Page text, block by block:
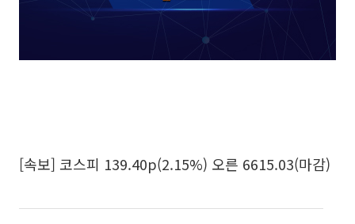
[속보] 코스피 139.40p(2.15%) 오른 6615.03(마감)